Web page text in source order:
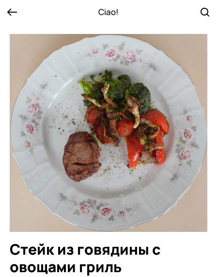
Ciao!
Стейк из говядины с
овощами гриль